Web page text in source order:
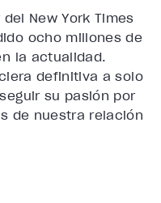
New York Times
ocho millones de
la actualidad.
definitiva a solo
su pasión por
de nuestra relación